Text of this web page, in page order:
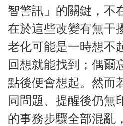
智警訊」的關鍵，不
在於這些改變有無干
老化可能是一時想不
回想就能找到；偶爾
點後便會想起。然而
同問題、提醒後仍無
的事務步驟全部混亂